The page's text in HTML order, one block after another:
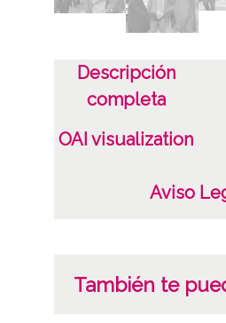
Identificador
Descripción
completa
OAI visualization
Aviso
También te